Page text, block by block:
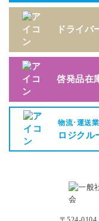
ドライバ
啓発品在
物流･運送
ロジクル